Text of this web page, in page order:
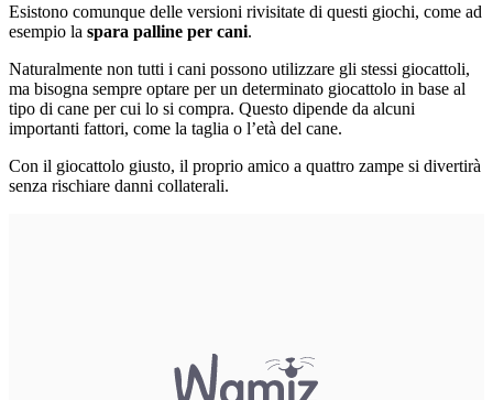
Esistono comunque delle versioni rivisitate di questi giochi, come ad
esempio la spara palline per cani.
Naturalmente non tutti i cani possono utilizzare gli stessi giocattoli,
ma bisogna sempre optare per un determinato giocattolo in base al
tipo di cane per cui lo si compra. Questo dipende da alcuni
importanti fattori, come la taglia o l’età del cane.
Con il giocattolo giusto, il proprio amico a quattro zampe si divertirà
senza rischiare danni collaterali.